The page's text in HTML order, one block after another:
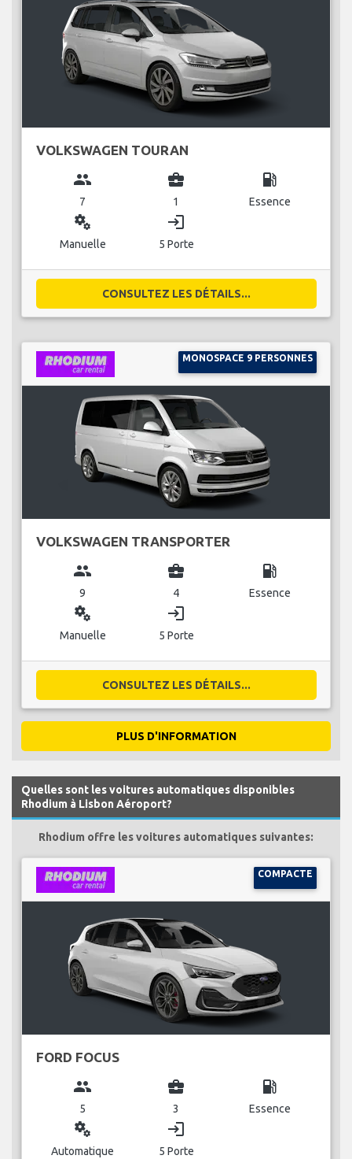
VOLKSWAGEN TOURAN
group
7
business_center
1
local_gas_station
Essence
miscellaneous_services
Manuelle
login
5 Porte
CONSULTEZ LES DÉTAILS...
MONOSPACE 9 PERSONNES
VOLKSWAGEN TRANSPORTER
group
9
business_center
4
local_gas_station
Essence
miscellaneous_services
Manuelle
login
5 Porte
CONSULTEZ LES DÉTAILS...
PLUS D'INFORMATION
Quelles sont les voitures automatiques disponibles
Rhodium à Lisbon Aéroport?
Rhodium offre les voitures automatiques suivantes:
COMPACTE
FORD FOCUS
group
5
business_center
3
local_gas_station
Essence
miscellaneous_services
Automatique
login
5 Porte